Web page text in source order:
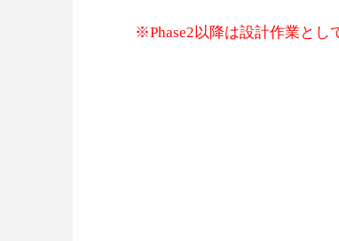
※Phase2以降は設計作業とし